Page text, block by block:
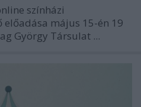
színházi
előadása május 15-én 19
György Társulat ...